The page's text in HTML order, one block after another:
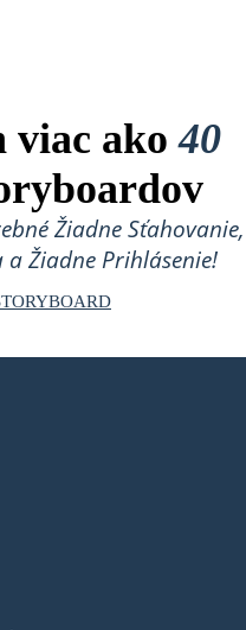
viac ako40
Žiadne Sťahovanie,
Žiadne Prihlásenie!